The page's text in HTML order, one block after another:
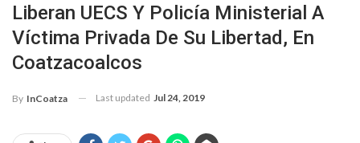
Liberan UECS Y Policía Ministerial A
Víctima Privada De Su Libertad, En
Coatzacoalcos
By InCoatza Last updated Jul 24, 2019